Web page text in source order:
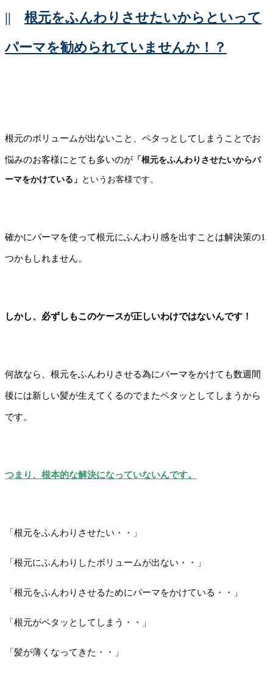
|| 根元をふんわりさせたいからといって
パーマを勧められていませんか！？
根元のボリュームが出ないこと、ペタっとしてしまうことでお
悩みのお客様にとても多いのが 「根元をふんわりさせたいからパ
ーマをかけている」 というお客様です。
確かにパーマを使って根元にふんわり感を出すことは解決策の1
つかもしれません。
しかし、必ずしもこのケースが正しいわけではないんです！
何故なら、根元をふんわりさせる為にパーマをかけても数週間
後には新しい髪が生えてくるのでまたペタッとしてしまうから
です。
つまり、根本的な解決になっていないんです。
「根元をふんわりさせたい・・」
「根元にふんわりしたボリュームが出ない・・」
「根元をふんわりさせるためにパーマをかけている・・」
「根元がペタッとしてしまう・・」
「髪が薄くなってきた・・」